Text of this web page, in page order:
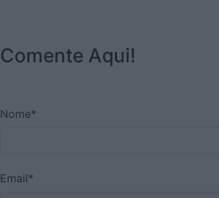
Comente Aqui!
Nome*
Email*